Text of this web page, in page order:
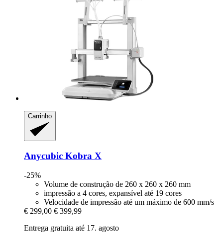
Carrinho
Anycubic Kobra X
-25%
Volume de construção de 260 x 260 x 260 mm
impressão a 4 cores, expansível até 19 cores
Velocidade de impressão até um máximo de 600 mm/s
€ 299,00 € 399,99
Entrega gratuita até 17. agosto